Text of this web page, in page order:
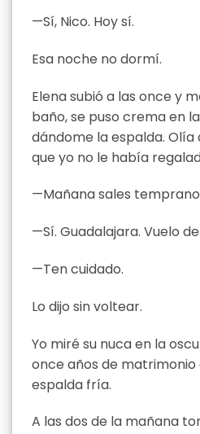
—Sí, Nico. Hoy sí.
Esa noche no dormí.
Elena subió a las once y
baño, se puso crema en
dándome la espalda.
que yo no le había
—Mañana sales
—Sí. Guadalajara. Vuelo
—Ten cuidado.
Lo dijo sin voltear.
Yo miré su nuca en la
once años de
espalda fría.
A las dos de la mañana